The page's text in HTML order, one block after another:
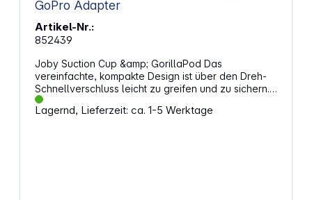
GoPro Adapter
Artikel-Nr.:
852439
Joby Suction Cup &amp; GorillaPod Das
vereinfachte, kompakte Design ist über den Dreh-
Schnellverschluss leicht zu greifen und zu sichern.
Der extreme Halt auf glatten, nicht porösen
Oberflächen ist stärker als bei jedem anderen
Lagernd, Lieferzeit: ca. 1-5 Werktage